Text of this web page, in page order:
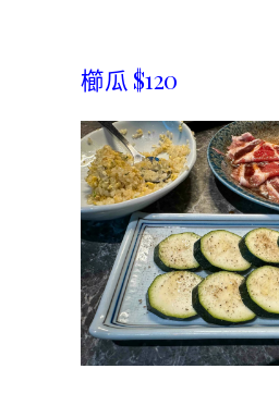
櫛瓜 $120